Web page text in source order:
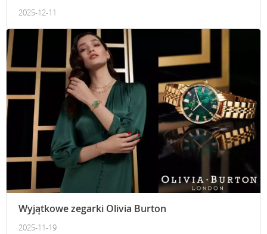
2025-12-11
Wyjątkowe zegarki Olivia Burton
2025-11-19